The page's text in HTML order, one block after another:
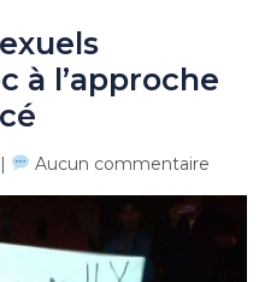
à l’approche
Aucun commentaire